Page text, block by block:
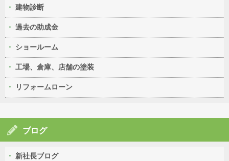
建物診断
過去の助成金
ショールーム
工場、倉庫、店舗の塗装
リフォームローン
ブログ
新社長ブログ